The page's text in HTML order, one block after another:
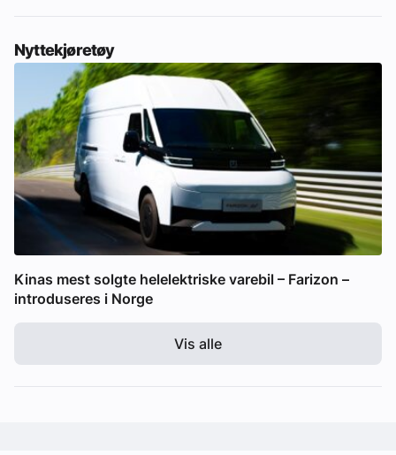
Nyttekjøretøy
Kinas mest solgte helelektriske varebil – Farizon –
introduseres i Norge
Vis alle